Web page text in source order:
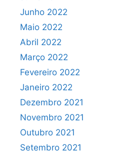
Junho 2022
Maio 2022
Abril 2022
Março 2022
Fevereiro 2022
Janeiro 2022
Dezembro 2021
Novembro 2021
Outubro 2021
Setembro 2021